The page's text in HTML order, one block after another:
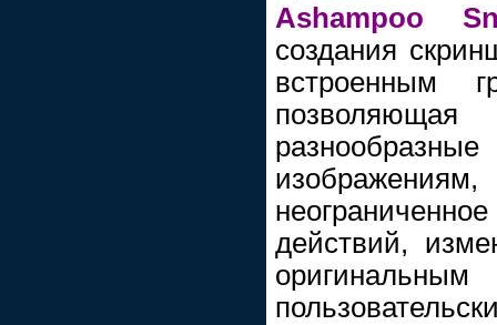
Ashampoo
создания
встроенным
действий,